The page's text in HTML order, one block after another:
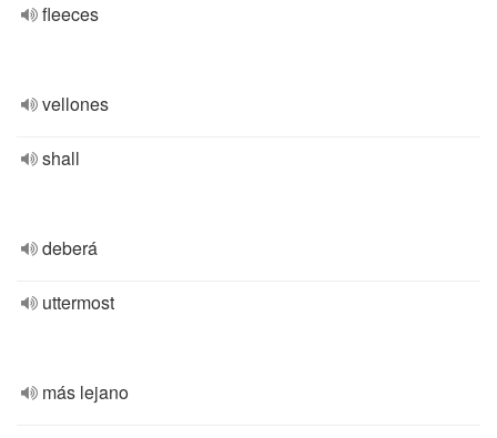
fleeces
vellones
shall
deberá
uttermost
más lejano